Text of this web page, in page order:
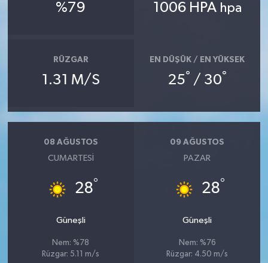
%79 1006 HPA hpa
RÜZGAR
1.31 M/S
EN DÜŞÜK / EN YÜKSEK
25° / 30°
08 AĞUSTOS
CUMARTESI
28°
Güneşli
Nem: %78
Rüzgar: 5.11 m/s
09 AĞUSTOS
PAZAR
28°
Güneşli
Nem: %76
Rüzgar: 4.50 m/s